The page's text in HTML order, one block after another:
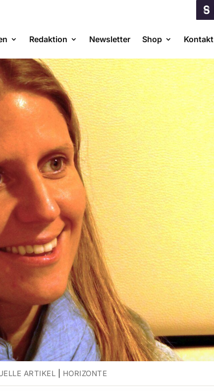
Redaktion Newsletter Shop Kontakt
ARTIKEL HORIZONTE